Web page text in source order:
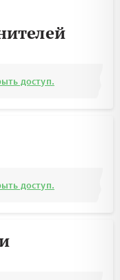
доступ.
доступ.